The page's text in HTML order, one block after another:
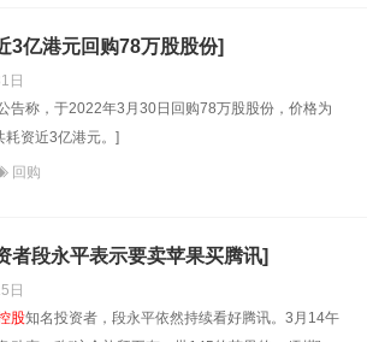
3亿港元回购78万股股份]
日
告称，于2022年3月30日回购78万股股份，价格为
资近3亿港元。]
回购
者段永平表示要卖苹果买腾讯]
日
股知名投资者，段永平依然持续看好腾讯。3月14午